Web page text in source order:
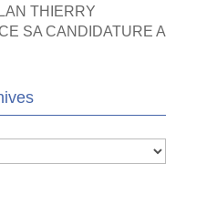
THIERRY
SA CANDIDATURE A